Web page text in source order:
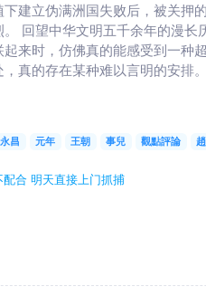
建立伪满洲国失败后，被关押
回望中华文明五千余年的漫长
来时，仿佛真的能感受到一种
真的存在某种难以言明的安排
永昌 元年 王朝 事兒 觀點評論
合 明天直接上门抓捕